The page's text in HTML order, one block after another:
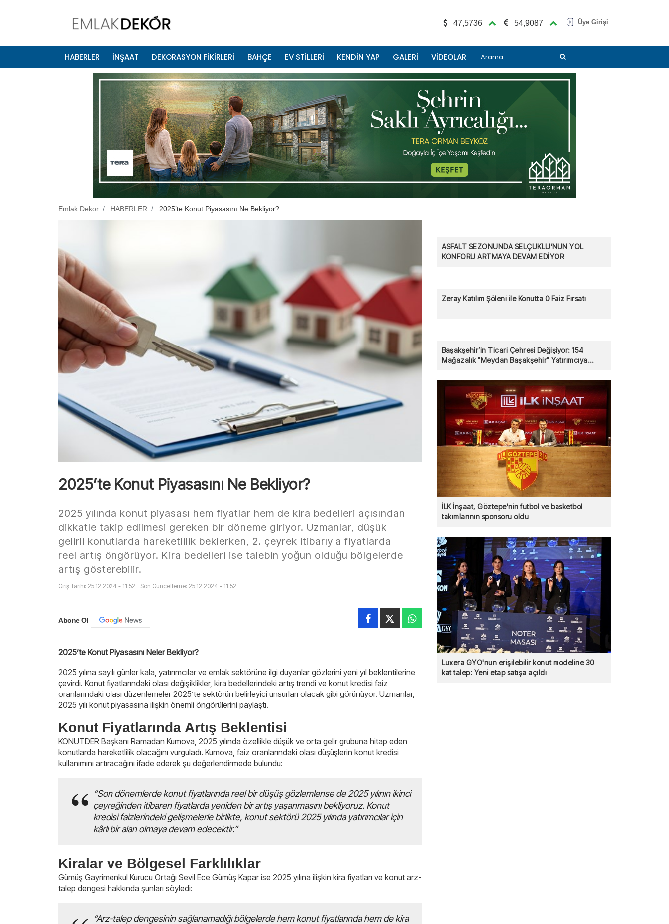
47,5736 54,9087 Üye Girişi
HABERLER İNŞAAT DEKORASYON FİKİRLERİ BAHÇE EV STİLLERİ KENDİN YAP GALERİ VİDEOLAR
Emlak Dekor HABERLER 2025’te Konut Piyasasını Ne Bekliyor?
2025’te Konut Piyasasını Ne Bekliyor?
2025 yılında konut piyasası hem fiyatlar hem de kira bedelleri açısından
dikkatle takip edilmesi gereken bir döneme giriyor. Uzmanlar, düşük
gelirli konutlarda hareketlilik beklerken, 2. çeyrek itibarıyla fiyatlarda
reel artış öngörüyor. Kira bedelleri ise talebin yoğun olduğu bölgelerde
artış gösterebilir.
Giriş Tarihi: 25.12.2024 - 11:52 Son Güncelleme: 25.12.2024 - 11:52
Abone Ol
2025’te Konut Piyasasını Neler Bekliyor?
2025 yılına sayılı günler kala, yatırımcılar ve emlak sektörüne ilgi duyanlar gözlerini yeni yıl beklentilerine
çevirdi. Konut fiyatlarındaki olası değişiklikler, kira bedellerindeki artış trendi ve konut kredisi faiz
oranlarındaki olası düzenlemeler 2025’te sektörün belirleyici unsurları olacak gibi görünüyor. Uzmanlar,
2025 yılı konut piyasasına ilişkin önemli öngörülerini paylaştı.
Konut Fiyatlarında Artış Beklentisi
KONUTDER Başkanı Ramadan Kumova, 2025 yılında özellikle düşük ve orta gelir grubuna hitap eden
konutlarda hareketlilik olacağını vurguladı. Kumova, faiz oranlarındaki olası düşüşlerin konut kredisi
kullanımını artıracağını ifade ederek şu değerlendirmede bulundu:
“Son dönemlerde konut fiyatlarında reel bir düşüş gözlemlense de 2025 yılının ikinci
çeyreğinden itibaren fiyatlarda yeniden bir artış yaşanmasını bekliyoruz. Konut
kredisi faizlerindeki gelişmelerle birlikte, konut sektörü 2025 yılında yatırımcılar için
kârlı bir alan olmaya devam edecektir.”
Kiralar ve Bölgesel Farklılıklar
Gümüş Gayrimenkul Kurucu Ortağı Sevil Ece Gümüş Kapar ise 2025 yılına ilişkin kira fiyatları ve konut arz-
talep dengesi hakkında şunları söyledi:
“Arz-talep dengesinin sağlanamadığı bölgelerde hem konut fiyatlarında hem de kira
ASFALT SEZONUNDA SELÇUKLU’NUN YOL
KONFORU ARTMAYA DEVAM EDİYOR
Zeray Katılım Şöleni ile Konutta 0 Faiz Fırsatı
Başakşehir’in Ticari Çehresi Değişiyor: 154
Mağazalık "Meydan Başakşehir" Yatırımcıya
İLK İnşaat, Göztepe'nin futbol ve basketbol
takımlarının sponsoru oldu
Luxera GYO'nun erişilebilir konut modeline 30
kat talep: Yeni etap satışa açıldı